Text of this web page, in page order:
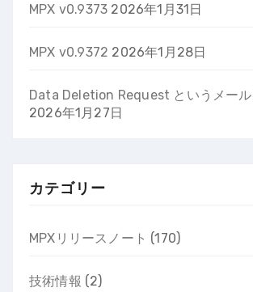
MPX v0.9373 2026年1月31日
MPX v0.9372 2026年1月28日
Data Deletion Request というメー
2026年1月27日
カテゴリー
MPXリリースノート (170)
技術情報 (2)